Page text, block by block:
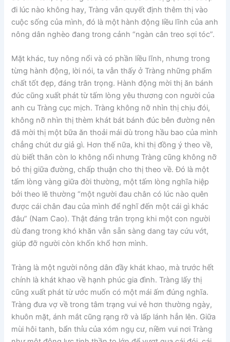
đi lúc nào không hay, Tràng vẫn quyết định thêm thị vào
cuộc sống của mình, đó là một hành động liều lĩnh của anh
nông dân nghèo đang trong cảnh “ngàn cân treo sợi tóc”.
Mặt khác, tuy nông nổi và có phần liều lĩnh, nhưng trong
từng hành động, lời nói, ta vẫn thấy ở Tràng những phẩm
chất tốt đẹp, đáng trân trọng. Hành động mời thị ăn bánh
đúc cũng xuất phát từ tấm lòng yêu thương con người của
anh cu Tràng cục mịch. Tràng không nỡ nhìn thị chịu đói,
không nỡ nhìn thị thèm khát bát bánh đúc bên đường nên
đã mời thị một bữa ăn thoải mái dù trong hầu bao của mình
chẳng chút dư giả gì. Hơn thế nữa, khi thị đồng ý theo về,
dù biết thân còn lo không nổi nhưng Tràng cũng không nỡ
bỏ thị giữa đường, chấp thuận cho thị theo về. Đó là một
tấm lòng vàng giữa đời thường, một tấm lòng nghĩa hiệp
bởi theo lẽ thường “một người đau chân có lúc nào quên
được cái chân đau của mình để nghĩ đến một cái gì khác
đâu” (Nam Cao). Thật đáng trân trọng khi một con người
dù đang trong khó khăn vẫn sẵn sàng dang tay cứu vớt,
giúp đỡ người còn khốn khổ hơn mình.
Tràng là một người nông dân đầy khát khao, mà trước hết
chính là khát khao về hạnh phúc gia đình. Tràng lấy thị
cũng xuất phát từ ước muốn có một mái ấm đúng nghĩa.
Tràng đưa vợ về trong tâm trạng vui vẻ hơn thường ngày,
khuôn mặt, ánh mắt cũng rạng rỡ và lấp lánh hẳn lên. Giữa
mùi hôi tanh, bẩn thỉu của xóm ngụ cư, niềm vui nơi Tràng